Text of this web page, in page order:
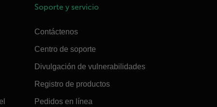
Soporte y servicio
Contáctenos
Centro de soporte
Divulgación de vulnerabilidades
Registro de productos
Pedidos en línea